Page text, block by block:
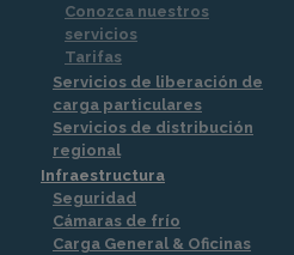
Conozca nuestros
servicios
Tarifas
Servicios de liberación de
carga particulares
Servicios de distribución
regional
Infraestructura
Seguridad
Cámaras de frío
Carga General & Oficinas